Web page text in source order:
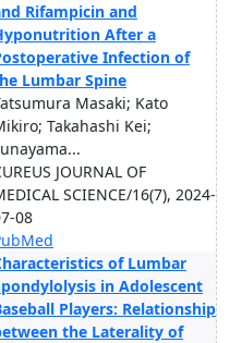
Rifampicin and
After a
Infection of
Lumbar Spine
Masaki; Kato
Takahashi Kei;
JOURNAL OF
SCIENCE/16(7), 2024-
08
of Lumbar
in Adolescent
Players: Relationship
the Laterality of